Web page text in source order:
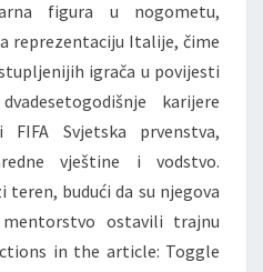
figura u nogometu,
reprezentaciju Italije, čime
igrača u povijesti
karijere
Svjetska prvenstva,
vještine i vodstvo.
budući da su njegova
ostavili trajnu
in the article: Toggle